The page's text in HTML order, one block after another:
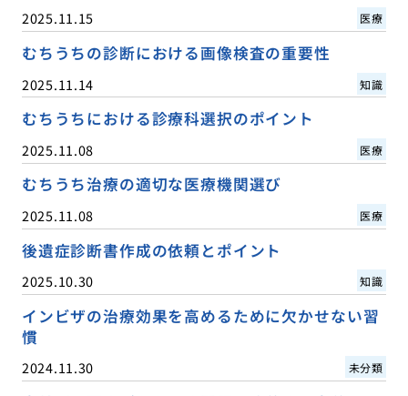
2025.11.15 医療
むちうちの診断における画像検査の重要性
2025.11.14 知識
むちうちにおける診療科選択のポイント
2025.11.08 医療
むちうち治療の適切な医療機関選び
2025.11.08 医療
後遺症診断書作成の依頼とポイント
2025.10.30 知識
インビザの治療効果を高めるために欠かせない習
慣
2024.11.30 未分類